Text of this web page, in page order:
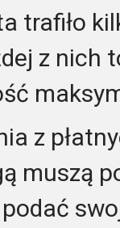
trafiło
z nich
z
muszą